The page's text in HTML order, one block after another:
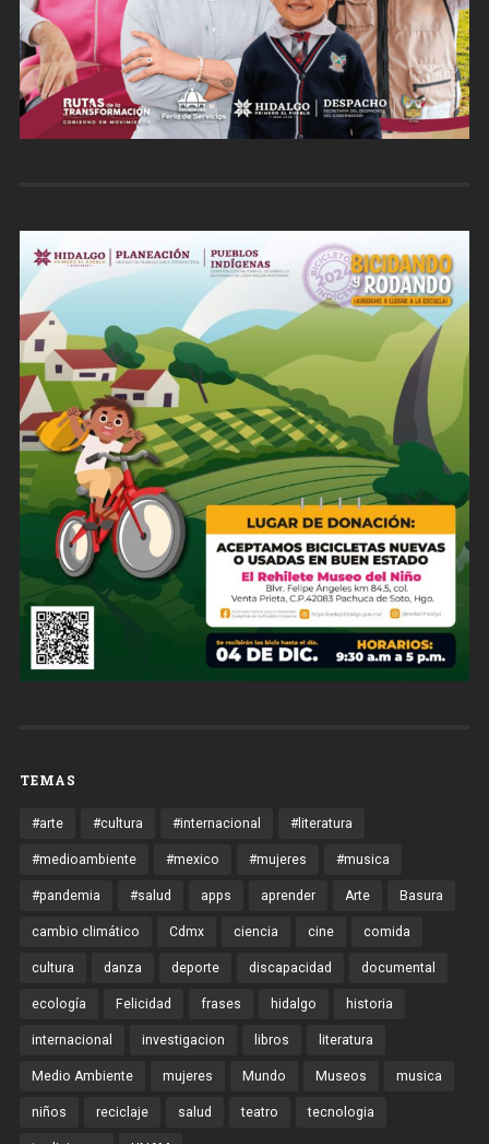
TEMAS
#arte #cultura #internacional #literatura
#medioambiente #mexico #mujeres #musica
#pandemia #salud apps aprender Arte Basura
cambio climático Cdmx ciencia cine comida
cultura danza deporte discapacidad documental
ecología Felicidad frases hidalgo historia
internacional investigacion libros literatura
Medio Ambiente mujeres Mundo Museos musica
niños reciclaje salud teatro tecnologia